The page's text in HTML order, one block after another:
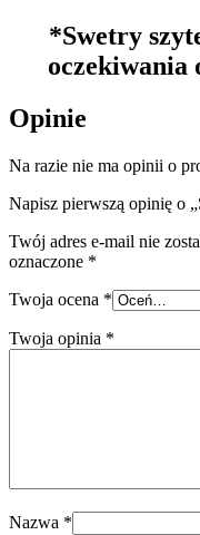
*Swetry
oczekiwania
Opinie
Na razie nie ma opinii o
Napisz pierwszą opinię o
Twój adres e-mail nie
oznaczone *
Twoja ocena *
Twoja opinia *
Nazwa *